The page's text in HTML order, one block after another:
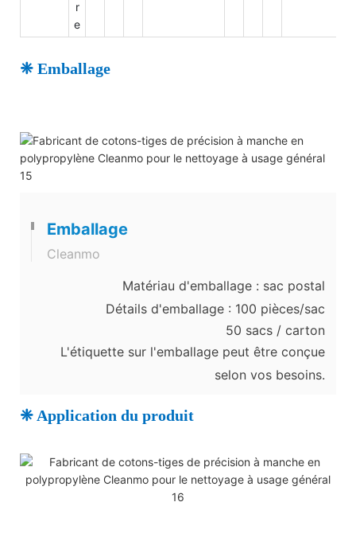
r
e
❈ Emballage
Emballage
Cleanmo
Matériau d'emballage : sac postal
Détails d'emballage : 100 pièces/sac
50 sacs / carton
L'étiquette sur l'emballage peut être conçue
selon vos besoins.
❈ Application du produit